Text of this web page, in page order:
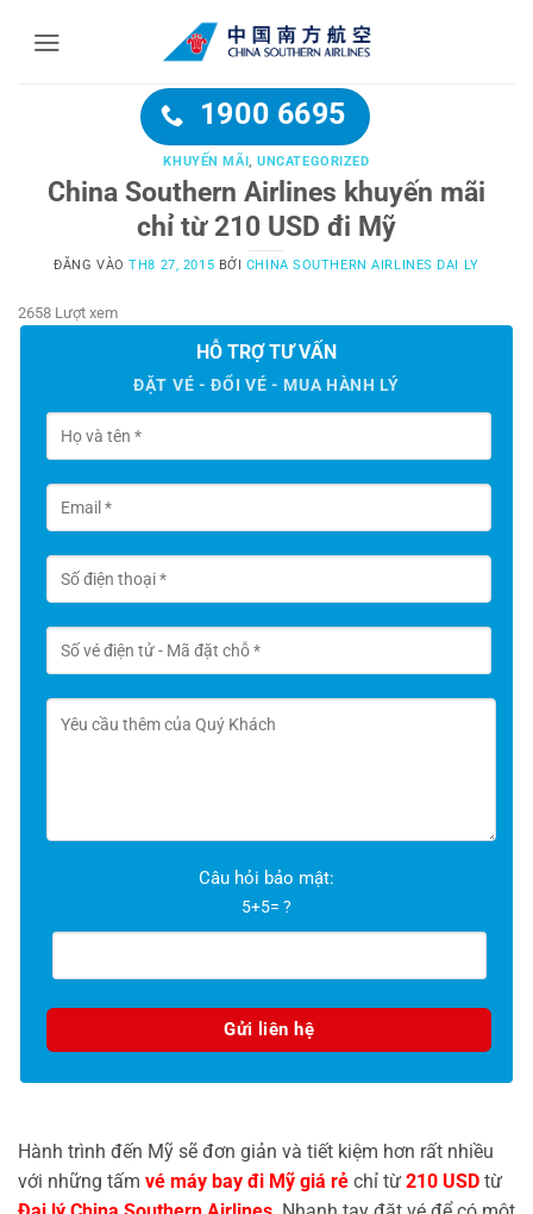
1900 6695
KHUYẾN MÃI,UNCATEGORIZED
China Southern Airlines khuyến mãi
chỉ từ 210 USD đi Mỹ
ĐĂNG VÀOTH8 27, 2015 BỞI CHINA SOUTHERN AIRLINES DAI LY
2658 Lượt xem
HỖ TRỢ TƯ VẤN
ĐẶT VÉ - ĐỔI VÉ - MUA HÀNH LÝ
Câu hỏi bảo mật:
5+5= ?
Hành trình đến Mỹ sẽ đơn giản và tiết kiệm hơn rất nhiều
với những tấm vé máy bay đi Mỹ giá rẻ chỉ từ 210 USD từ